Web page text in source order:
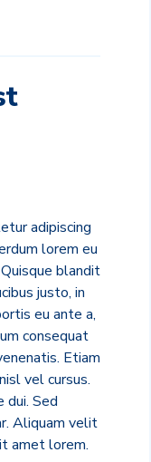
adipiscing
lorem eu
blandit
justo, in
eu ante a,
consequat
Etiam
vel cursus.
dui. Sed
Aliquam velit
amet lorem.